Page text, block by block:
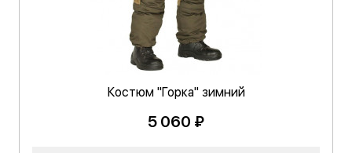
Костюм "Горка" зимний
5 060 ₽